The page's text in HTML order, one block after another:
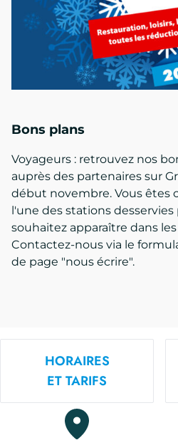
Bons plans
Voyageurs : retrouvez nos
auprès des partenaires sur
début novembre. Vous êtes
l'une des stations
souhaitez apparaître dans
Contactez-nous via le
de page "nous écrire".
HORAIRES
ET TARIFS